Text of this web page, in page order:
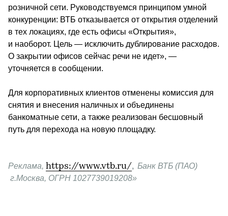
розничной сети. Руководствуемся принципом умной
конкуренции: ВТБ отказывается от открытия отделений
в тех локациях, где есть офисы «Открытия»,
и наоборот. Цель — исключить дублирование расходов.
О закрытии офисов сейчас речи не идет», —
уточняется в сообщении.
Для корпоративных клиентов отменены комиссия для
снятия и внесения наличных и объединены
банкоматные сети, а также реализован бесшовный
путь для перехода на новую площадку.
Реклама, https://www.vtb.ru/, Банк ВТБ (ПАО)
г.Москва, ОГРН 1027739019208»